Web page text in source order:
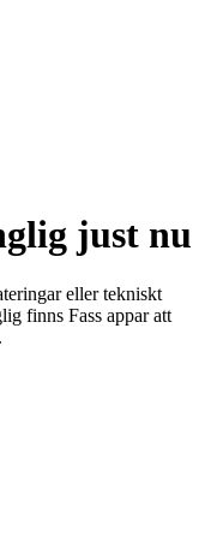
just nu
eller tekniskt
finns Fass appar att